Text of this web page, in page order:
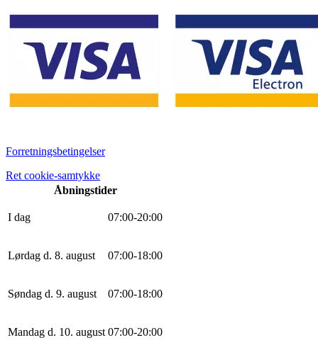
Forretningsbetingelser
Ret cookie-samtykke
Åbningstider
I dag 07:00-20:00
Lørdag d. 8. august 07:00-18:00
Søndag d. 9. august 07:00-18:00
Mandag d. 10. august 07:00-20:00